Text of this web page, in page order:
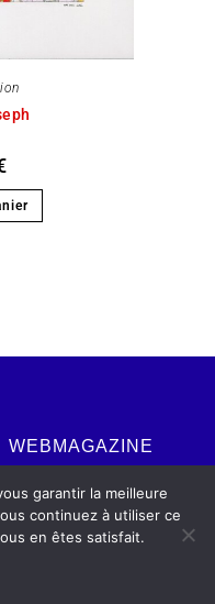
WEBMAGAZINE
À propos d'Artistes
Actuels
garantir la meilleure
continuez à utiliser ce
en êtes satisfait.